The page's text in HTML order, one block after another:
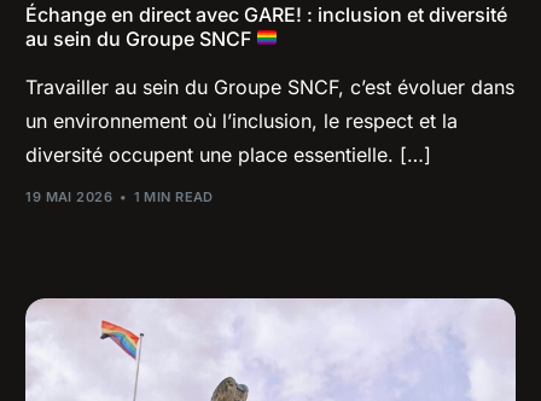
Échange en direct avec GARE! : inclusion et diversité
au sein du Groupe SNCF
Travailler au sein du Groupe SNCF, c’est évoluer dans
un environnement où l’inclusion, le respect et la
diversité occupent une place essentielle. […]
19 MAI 2026 1 MIN READ